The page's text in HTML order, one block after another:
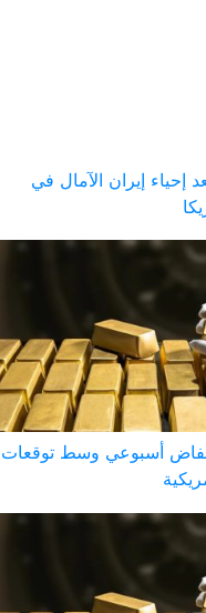
إحياء إيران الآمال في
أسبوعي وسط توقعات